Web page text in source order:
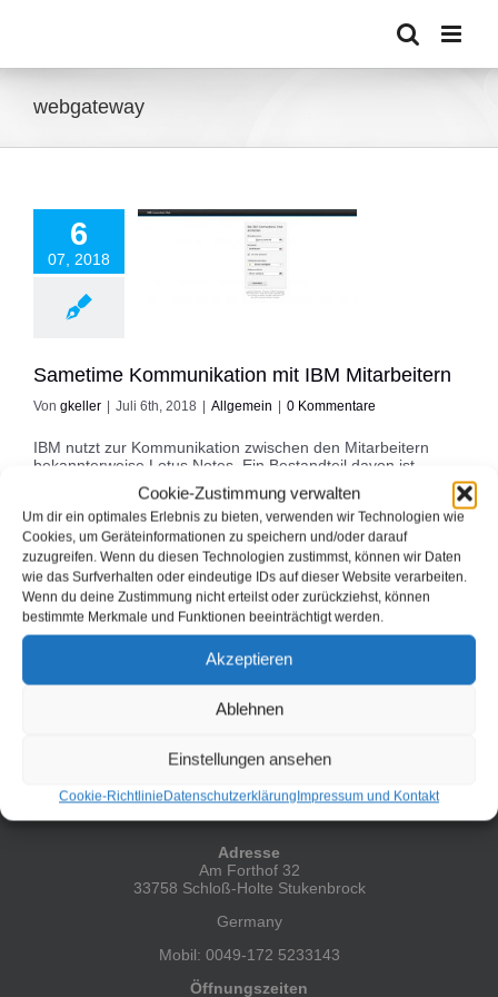
Cookie-Zustimmung verwalten
Um dir ein optimales Erlebnis zu bieten, verwenden wir Technologien wie
Cookies, um Geräteinformationen zu speichern und/oder darauf
zuzugreifen. Wenn du diesen Technologien zustimmst, können wir Daten
wie das Surfverhalten oder eindeutige IDs auf dieser Website verarbeiten.
Wenn du deine Zustimmung nicht erteilst oder zurückziehst, können
bestimmte Merkmale und Funktionen beeinträchtigt werden.
Akzeptieren
Ablehnen
Einstellungen ansehen
Cookie-RichtlinieDatenschutzerklärungImpressum und Kontakt
webgateway
6
07, 2018
Kommunikation
Sametime Kommunikation mit IBM Mitarbeitern
Von gkeller Juli 6th, 2018 Allgemein 0 Kommentare
IBM nutzt zur Kommunikation zwischen den Mitarbeitern
bekannterweise Lotus Notes. Ein Bestandteil davon ist
SAMETIME. Sametime ist primär ein Chat System quasi zur
Echtzeitkommunikation mit einem oder mehreren Kollegen.
Diese Kommunikation, vielfach genutzt für kleine
Abstimmungen bis hin zu Dokumentation von gemeinsamen
Ergebnissen, ist im Hause IBM nicht mehr wegzudenken. [...]
Weiterlesen
HIER FINDEST DU MICH
Adresse
Am Forthof 32
33758 Schloß-Holte Stukenbrock
Germany
Mobil: 0049-172 5233143
Öffnungszeiten